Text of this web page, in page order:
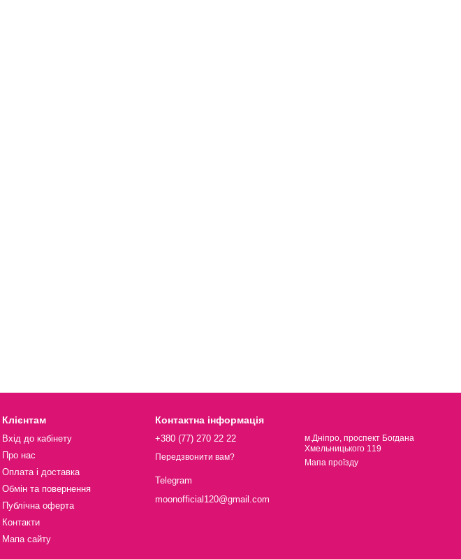
Клієнтам
Вхід до кабінету
Про нас
Оплата і доставка
Обмін та повернення
Публічна оферта
Контакти
Мапа сайту
Контактна інформація
+380 (77) 270 22 22
Передзвонити вам?
Telegram
moonofficial120@gmail.com
м.Дніпро, проспект Богдана
Хмельницького 119
Мапа проїзду